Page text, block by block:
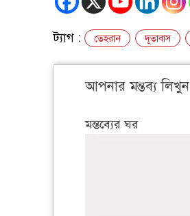
ট্যাগ : তেহরান দূতাবাস
আপনার মন্তব্য লিখুন
মন্তব্যের ঘর